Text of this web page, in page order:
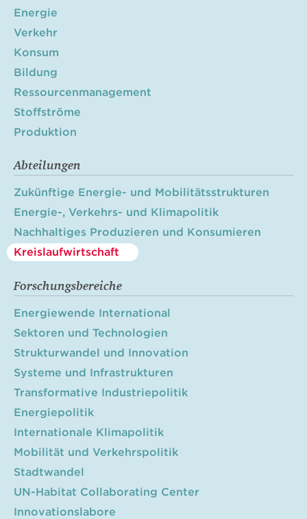
Energie
Verkehr
Konsum
Bildung
Ressourcenmanagement
Stoffströme
Produktion
Abteilungen
Zukünftige Energie- und Mobilitätsstrukturen
Energie-, Verkehrs- und Klimapolitik
Nachhaltiges Produzieren und Konsumieren
Kreislaufwirtschaft
Forschungsbereiche
Energiewende International
Sektoren und Technologien
Strukturwandel und Innovation
Systeme und Infrastrukturen
Transformative Industriepolitik
Energiepolitik
Internationale Klimapolitik
Mobilität und Verkehrspolitik
Stadtwandel
UN-Habitat Collaborating Center
Innovationslabore